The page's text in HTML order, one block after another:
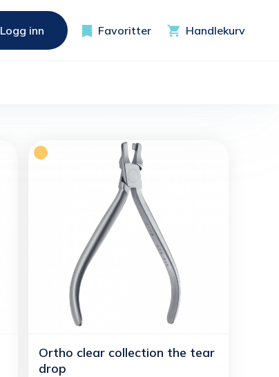
Logg inn Favoritter Handlekurv
Ortho clear collection the tear
drop